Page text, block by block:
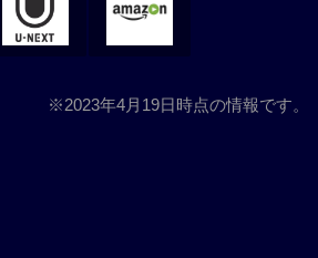
※2023年4月19日時点の情報です。